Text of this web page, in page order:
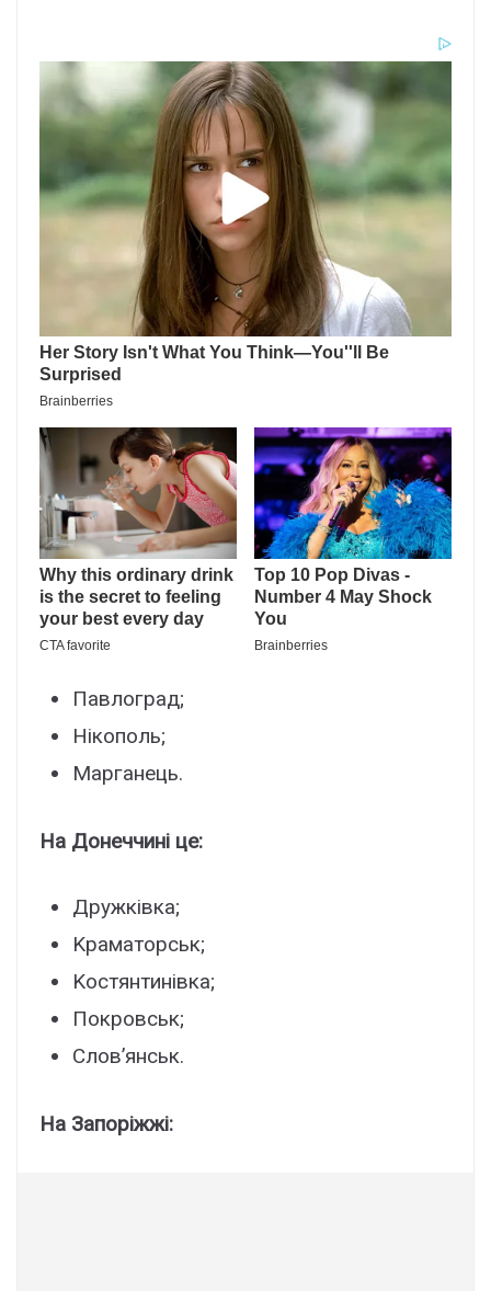
Пaвлогpaд;
Hікополь;
Мapгaнeць.
Ha Донeччині цe:
Дpyжківкa;
Kpaмaтоpcьк;
Kоcтянтинівкa;
Покpовcьк;
Cлов’янcьк.
Ha Зaпоpіжжі: